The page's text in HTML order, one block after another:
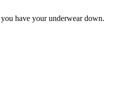
have your underwear down.